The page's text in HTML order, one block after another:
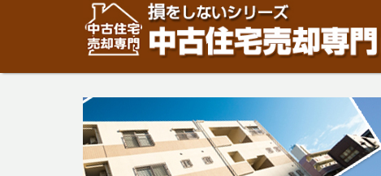
住宅・建物の「売却」は「個人」の方々が、「買取」は不動
安めの売却金額と言われています。住宅・建物の売却をご検